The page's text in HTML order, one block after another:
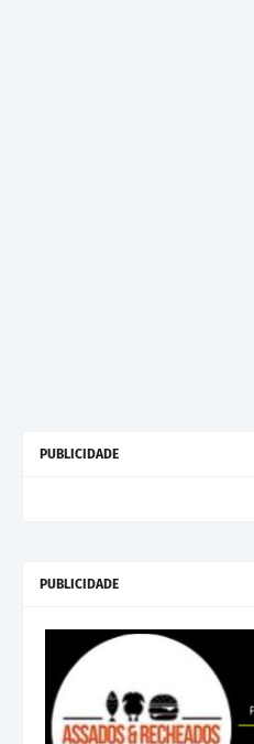
PUBLICIDADE
PUBLICIDADE